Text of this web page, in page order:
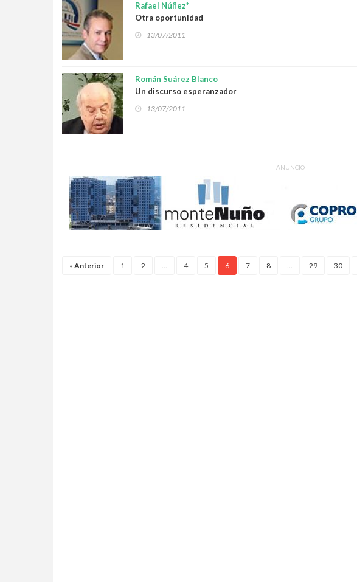
Rafael Núñez*
Otra oportunidad
13/07/2011
Román Suárez Blanco
Un discurso esperanzador
13/07/2011
ANUNCIO
« Anterior 1 2 ... 4 5 6 7 8 ... 29 30